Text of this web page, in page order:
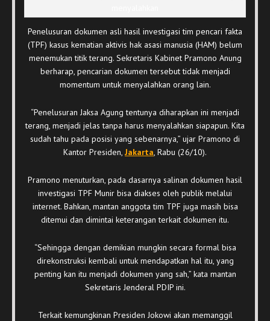
Penelusuran dokumen asli hasil investigasi tim pencari fakta
(TPF) kasus kematian aktivis hak asasi manusia (HAM) belum
menemukan titik terang. Sekretaris Kabinet Pramono Anung
berharap, pencarian dokumen tersebut tidak menjadi
momentum untuk menyalahkan orang lain.
“Penelusuran Jaksa Agung tentunya diharapkan ini menjadi
terang, menjadi jelas tanpa harus menyalahkan siapapun. Kita
sudah tahu pada posisi yang sebenarnya,” ujar Pramono di
Kantor Presiden, Jakarta , Rabu (26/10).
Pramono menuturkan, pada dasarnya salinan dokumen hasil
investigasi TPF Munir bisa diakses oleh publik melalui
internet. Bahkan, mantan anggota tim TPF juga masih bisa
ditemui dan dimintai keterangan terkait dokumen itu.
“Sehingga dengan demikian mungkin secara formal bisa
direkonstruksi kembali untuk mendapatkan hal itu, yang
penting kan itu menjadi dokumen yang sah,” kata mantan
Sekretaris Jenderal PDIP ini.
Terkait kemungkinan Presiden Jokowi akan memanggil